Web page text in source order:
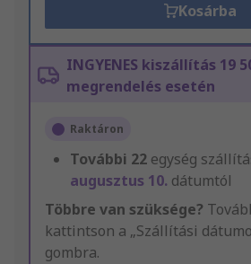
Kosárba
INGYENES kiszállítás 19
megrendelés esetén
Raktáron
További 22 egység
augusztus 10. dátumtól
Többre van szüksége?
kattintson a „Szállítási
gombra.